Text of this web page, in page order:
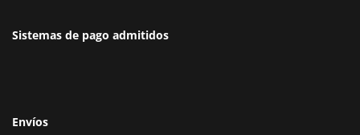
Sistemas de pago admitidos
Envíos